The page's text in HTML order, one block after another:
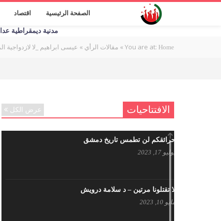
الصفحة الرئيسية اقتصاد
مدنية ديمقراطية عدالة
You are at: Home
» مقالات الرأي » عيسى ابراهيم _لا لازدواجية
الافتتاحيات عرض الكل
حرائقكم لن تطمس تاريخ دمشق
يوليو 17, 2023
لا تقتلونا مرتين – د سلامة درويش
مايو 10, 2023